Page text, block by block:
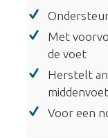
Forefoot
Support
(0158)
aantal
Met
de voet
Herstelt
Voor een